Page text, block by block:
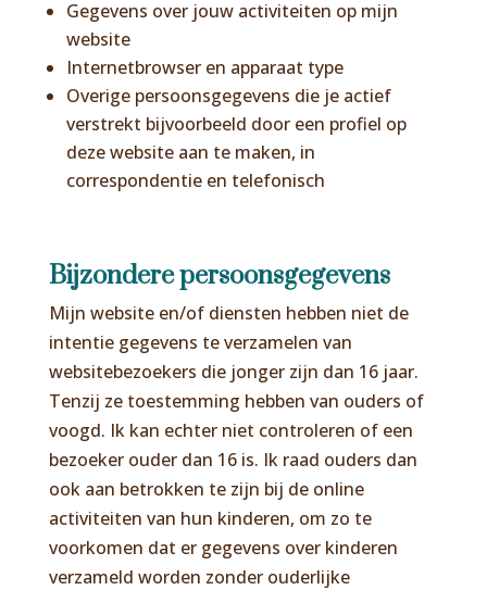
Gegevens over jouw activiteiten op mijn
website
Internetbrowser en apparaat type
Overige persoonsgegevens die je actief
verstrekt bijvoorbeeld door een profiel op
deze website aan te maken, in
correspondentie en telefonisch
Bijzondere persoonsgegevens
Mijn website en/of diensten hebben niet de
intentie gegevens te verzamelen van
websitebezoekers die jonger zijn dan 16 jaar.
Tenzij ze toestemming hebben van ouders of
voogd. Ik kan echter niet controleren of een
bezoeker ouder dan 16 is. Ik raad ouders dan
ook aan betrokken te zijn bij de online
activiteiten van hun kinderen, om zo te
voorkomen dat er gegevens over kinderen
verzameld worden zonder ouderlijke